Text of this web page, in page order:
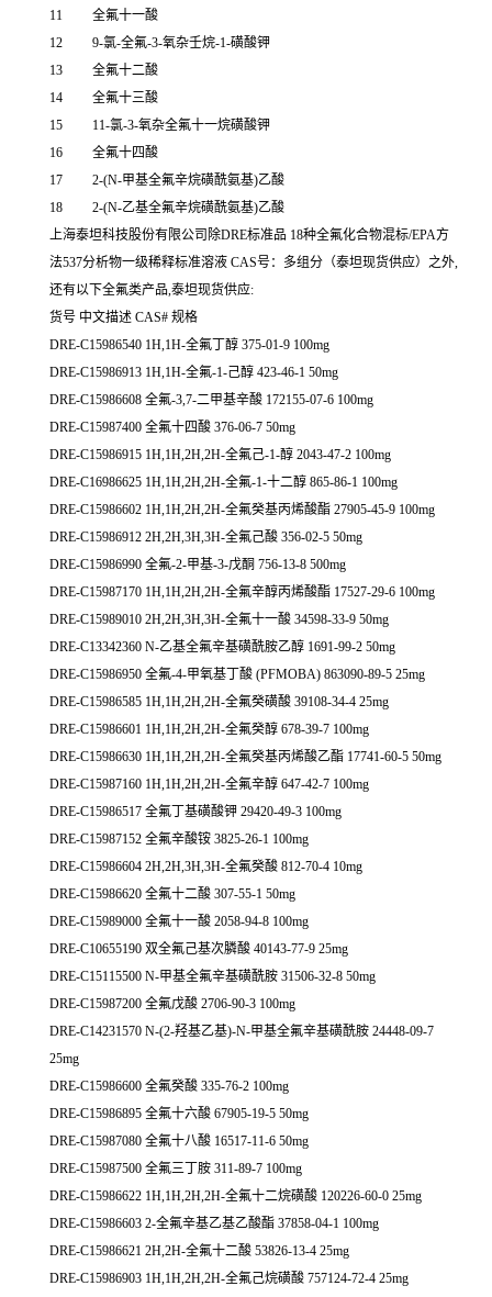
11
全氟十一酸
12
9-氯-全氟-3-氧杂壬烷-1-磺酸钾
13
全氟十二酸
14
全氟十三酸
15
11-氯-3-氧杂全氟十一烷磺酸钾
16
全氟十四酸
17
2-(N-甲基全氟辛烷磺酰氨基)乙酸
18
2-(N-乙基全氟辛烷磺酰氨基)乙酸
上海泰坦科技股份有限公司除DRE标准品 18种全氟化合物混标/EPA方
法537分析物一级稀释标准溶液 CAS号：多组分（泰坦现货供应）之外,
还有以下全氟类产品,泰坦现货供应:
货号 中文描述 CAS# 规格
DRE-C15986540 1H,1H-全氟丁醇 375-01-9 100mg
DRE-C15986913 1H,1H-全氟-1-己醇 423-46-1 50mg
DRE-C15986608 全氟-3,7-二甲基辛酸 172155-07-6 100mg
DRE-C15987400 全氟十四酸 376-06-7 50mg
DRE-C15986915 1H,1H,2H,2H-全氟己-1-醇 2043-47-2 100mg
DRE-C16986625 1H,1H,2H,2H-全氟-1-十二醇 865-86-1 100mg
DRE-C15986602 1H,1H,2H,2H-全氟癸基丙烯酸酯 27905-45-9 100mg
DRE-C15986912 2H,2H,3H,3H-全氟己酸 356-02-5 50mg
DRE-C15986990 全氟-2-甲基-3-戊酮 756-13-8 500mg
DRE-C15987170 1H,1H,2H,2H-全氟辛醇丙烯酸酯 17527-29-6 100mg
DRE-C15989010 2H,2H,3H,3H-全氟十一酸 34598-33-9 50mg
DRE-C13342360 N-乙基全氟辛基磺酰胺乙醇 1691-99-2 50mg
DRE-C15986950 全氟-4-甲氧基丁酸 (PFMOBA) 863090-89-5 25mg
DRE-C15986585 1H,1H,2H,2H-全氟癸磺酸 39108-34-4 25mg
DRE-C15986601 1H,1H,2H,2H-全氟癸醇 678-39-7 100mg
DRE-C15986630 1H,1H,2H,2H-全氟癸基丙烯酸乙酯 17741-60-5 50mg
DRE-C15987160 1H,1H,2H,2H-全氟辛醇 647-42-7 100mg
DRE-C15986517 全氟丁基磺酸钾 29420-49-3 100mg
DRE-C15987152 全氟辛酸铵 3825-26-1 100mg
DRE-C15986604 2H,2H,3H,3H-全氟癸酸 812-70-4 10mg
DRE-C15986620 全氟十二酸 307-55-1 50mg
DRE-C15989000 全氟十一酸 2058-94-8 100mg
DRE-C10655190 双全氟己基次膦酸 40143-77-9 25mg
DRE-C15115500 N-甲基全氟辛基磺酰胺 31506-32-8 50mg
DRE-C15987200 全氟戊酸 2706-90-3 100mg
DRE-C14231570 N-(2-羟基乙基)-N-甲基全氟辛基磺酰胺 24448-09-7
25mg
DRE-C15986600 全氟癸酸 335-76-2 100mg
DRE-C15986895 全氟十六酸 67905-19-5 50mg
DRE-C15987080 全氟十八酸 16517-11-6 50mg
DRE-C15987500 全氟三丁胺 311-89-7 100mg
DRE-C15986622 1H,1H,2H,2H-全氟十二烷磺酸 120226-60-0 25mg
DRE-C15986603 2-全氟辛基乙基乙酸酯 37858-04-1 100mg
DRE-C15986621 2H,2H-全氟十二酸 53826-13-4 25mg
DRE-C15986903 1H,1H,2H,2H-全氟己烷磺酸 757124-72-4 25mg